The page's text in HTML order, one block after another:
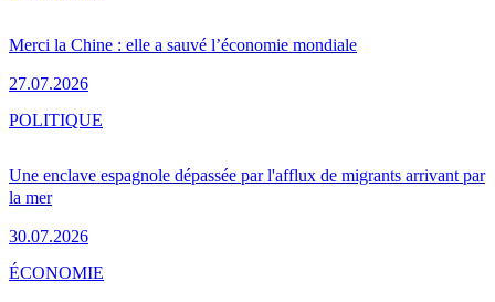
Merci la Chine : elle a sauvé l’économie mondiale
27.07.2026
Une enclave espagnole dépassée par l'afflux de migrants arrivant par
la mer
30.07.2026
POLITIQUE
ÉCONOMIE